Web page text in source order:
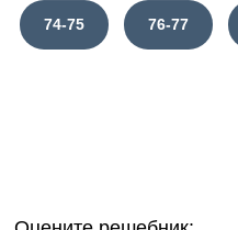
74-75 76-77